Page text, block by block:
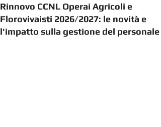
Rinnovo CCNL Operai Agricoli e
Florovivaisti 2026/2027: le novità e
l'impatto sulla gestione del personale